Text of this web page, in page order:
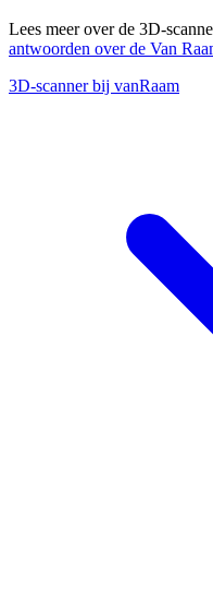
Lees meer over de 3D-
antwoorden over de Van
3D-scanner bij vanRaam